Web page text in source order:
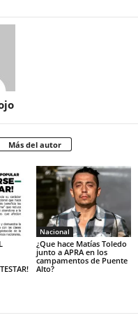
Más del autor
Nacional
¿Que hace Matías Toledo
junto a APRA en los
campamentos de Puente
Alto?